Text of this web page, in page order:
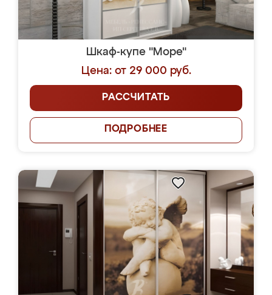
Шкаф-купе "Море"
Цена: от 29 000 руб.
РАССЧИТАТЬ
ПОДРОБНЕЕ